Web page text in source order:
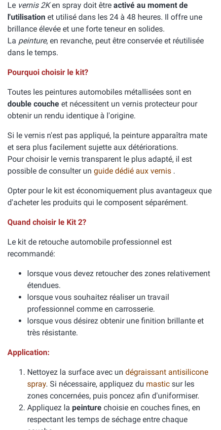
Le vernis 2Ken spray doit être activé au moment de
l'utilisation et utilisé dans les 24 à 48 heures. Il offre une
brillance élevée et une forte teneur en solides.
La peinture, en revanche, peut être conservée et réutilisée
dans le temps.
Pourquoi choisir le kit?
Toutes les peintures automobiles métallisées sont en
double couche et nécessitent un vernis protecteur pour
obtenir un rendu identique à l'origine.
Si le vernis n'est pas appliqué, la peinture apparaîtra mate
et sera plus facilement sujette aux détériorations.
Pour choisir le vernis transparent le plus adapté, il est
possible de consulter un guide dédié aux vernis .
Opter pour le kit est économiquement plus avantageux que
d'acheter les produits qui le composent séparément.
Quand choisir le Kit 2?
Le kit de retouche automobile professionnel est
recommandé:
lorsque vous devez retoucher des zones relativement
étendues.
lorsque vous souhaitez réaliser un travail
professionnel comme en carrosserie.
lorsque vous désirez obtenir une finition brillante et
très résistante.
Application:
Nettoyez la surface avec un dégraissant antisilicone
spray. Si nécessaire, appliquez du mastic sur les
zones concernées, puis poncez afin d'uniformiser.
Appliquez la peinture choisie en couches fines, en
respectant les temps de séchage entre chaque